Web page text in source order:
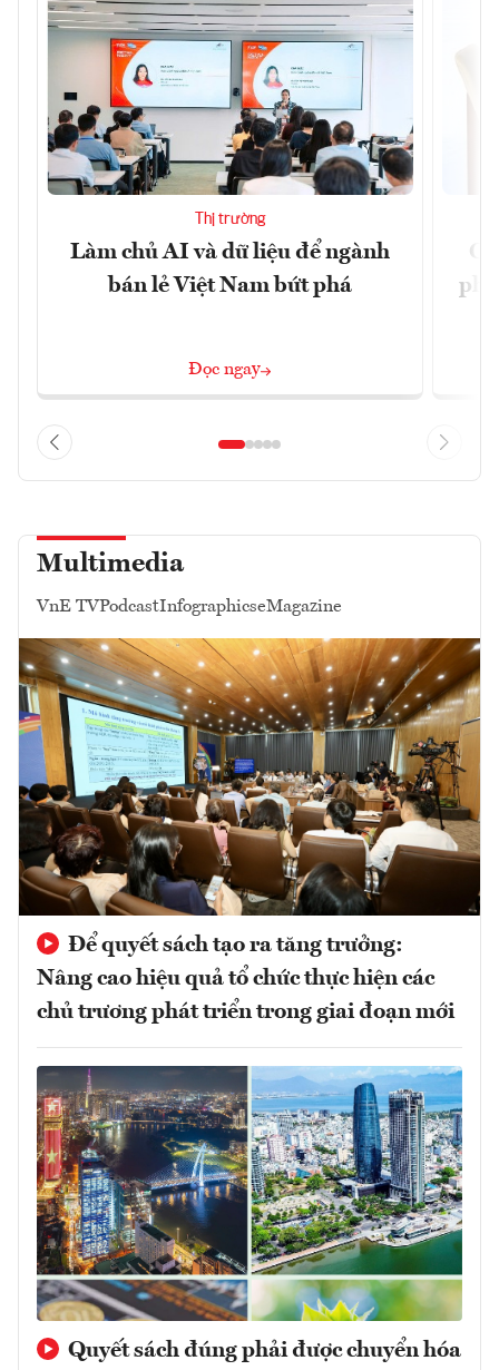
Thị trường
Làm chủ AI và dữ liệu để ngành
bán lẻ Việt Nam bứt phá
Đọc ngay
Multimedia
VnE TVPodcastInfographicseMagazine
Để quyết sách tạo ra tăng trưởng:
Nâng cao hiệu quả tổ chức thực hiện các
chủ trương phát triển trong giai đoạn mới
Quyết sách đúng phải được chuyển hóa